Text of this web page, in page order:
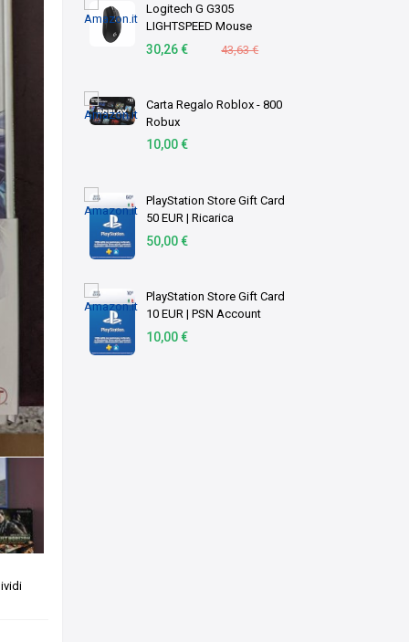
Logitech G G305
LIGHTSPEED Mouse
Gaming Wireless
30,26 € 43,63 €
Carta Regalo Roblox - 800
Robux
10,00 €
PlayStation Store Gift Card
50 EUR | Ricarica
Portafoglio PSN | Account
50,00 €
PlayStation Store Gift Card
10 EUR | PSN Account
italiano | PS5/PS4 Codice
10,00 €